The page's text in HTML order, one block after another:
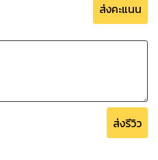
ส่งคะแนน
ส่งรีวิว